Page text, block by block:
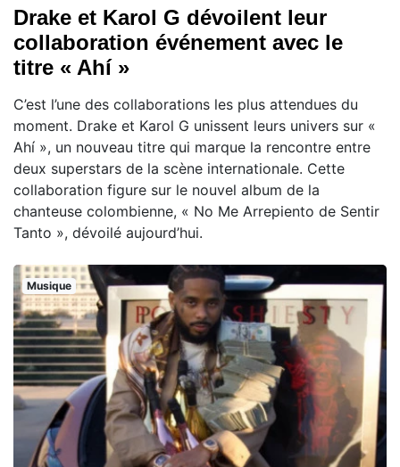
Drake et Karol G dévoilent leur
collaboration événement avec le
titre « Ahí »
C’est l’une des collaborations les plus attendues du
moment. Drake et Karol G unissent leurs univers sur «
Ahí », un nouveau titre qui marque la rencontre entre
deux superstars de la scène internationale. Cette
collaboration figure sur le nouvel album de la
chanteuse colombienne, « No Me Arrepiento de Sentir
Tanto », dévoilé aujourd’hui.
Musique